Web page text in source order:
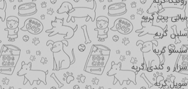
سانی پت گربه
سلبن گربه
سنسو گربه
سزار و کندی گربه
سویل گربه